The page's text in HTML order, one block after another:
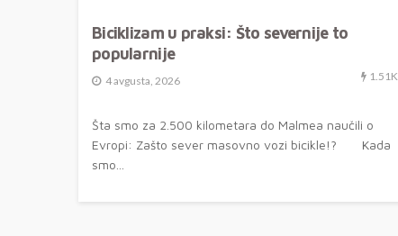
Biciklizam u praksi: Što severnije to
popularnije
4 avgusta, 2026 1.51K
Šta smo za 2.500 kilometara do Malmea naučili o
Evropi: Zašto sever masovno vozi bicikle!? Kada
smo...